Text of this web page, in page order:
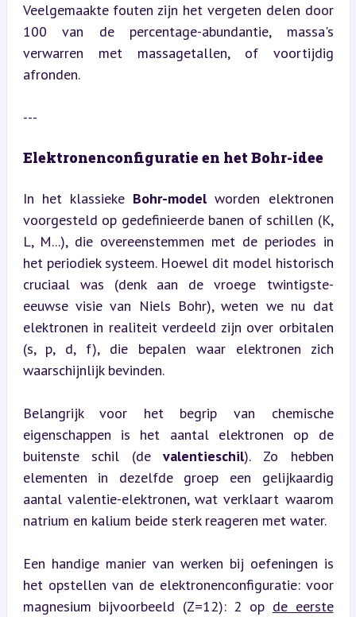
Veelgemaakte fouten zijn het vergeten delen door
100 van de percentage-abundantie, massa's
verwarren met massagetallen, of voortijdig
afronden.
---
Elektronenconfiguratie en het Bohr-idee
In het klassieke Bohr-model worden elektronen
voorgesteld op gedefinieerde banen of schillen (K,
L, M...), die overeenstemmen met de periodes in
het periodiek systeem. Hoewel dit model historisch
cruciaal was (denk aan de vroege twintigste-
eeuwse visie van Niels Bohr), weten we nu dat
elektronen in realiteit verdeeld zijn over orbitalen
(s, p, d, f), die bepalen waar elektronen zich
waarschijnlijk bevinden.
Belangrijk voor het begrip van chemische
eigenschappen is het aantal elektronen op de
buitenste schil (de valentieschil). Zo hebben
elementen in dezelfde groep een gelijkaardig
aantal valentie-elektronen, wat verklaart waarom
natrium en kalium beide sterk reageren met water.
Een handige manier van werken bij oefeningen is
het opstellen van de elektronenconfiguratie: voor
magnesium bijvoorbeeld (Z=12): 2 op de eerste